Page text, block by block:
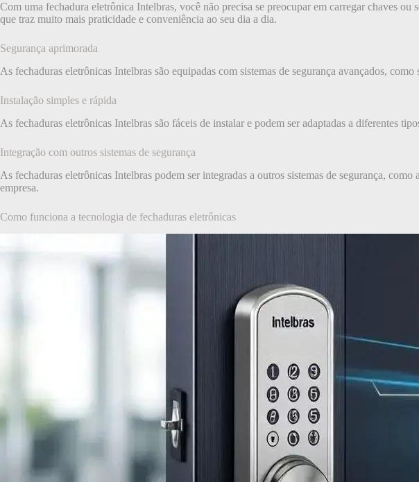
Com uma fechadura eletrônica Intelbras, você não precisa se preocupar em carregar chaves
que traz muito mais praticidade e conveniência ao seu dia a dia.
Segurança aprimorada
As fechaduras eletrônicas Intelbras são equipadas com sistemas de segurança avançados,
Instalação simples e rápida
As fechaduras eletrônicas Intelbras são fáceis de instalar e podem ser adaptadas a diferentes
Integração com outros sistemas de segurança
As fechaduras eletrônicas Intelbras podem ser integradas a outros sistemas de segurança,
empresa.
Como funciona a tecnologia de fechaduras eletrônicas